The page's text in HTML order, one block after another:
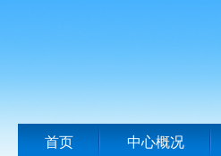
首页 中心概况